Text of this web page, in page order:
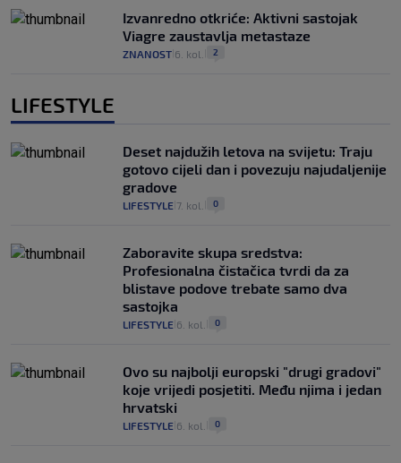
Izvanredno otkriće: Aktivni sastojak
Viagre zaustavlja metastaze
ZNANOST 6. kol. 2
LIFESTYLE
Deset najdužih letova na svijetu: Traju
gotovo cijeli dan i povezuju najudaljenije
gradove
LIFESTYLE 7. kol. 0
Zaboravite skupa sredstva:
Profesionalna čistačica tvrdi da za
blistave podove trebate samo dva
sastojka
LIFESTYLE 6. kol. 0
Ovo su najbolji europski "drugi gradovi"
koje vrijedi posjetiti. Među njima i jedan
hrvatski
LIFESTYLE 6. kol. 0